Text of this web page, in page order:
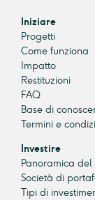
Iniziare
Progetti
Come funziona
Impatto
Restituzioni
FAQ
Base di
Termini e
Investire
Panoramica
Società di
Tipi di